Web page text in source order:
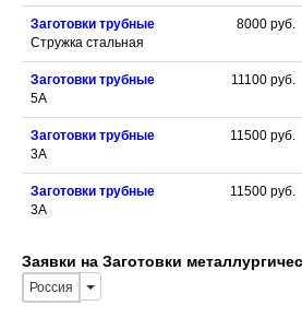
Заготовки трубные
Стружка стальная
8000 руб.
Заготовки трубные
5А
11100 руб.
Заготовки трубные
3А
11500 руб.
Заготовки трубные
3А
11500 руб.
Заявки на Заготовки
Россия